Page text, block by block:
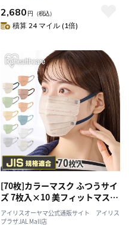
2,680 円 （税込）
積算 24 マイル (1倍)
[70枚]カラーマスク ふつうサイ
ズ 7枚入×10 美フィットマスク
ピスタチオ
アイリスオーヤマ公式通販サイト アイリス
プラザJAL Mall店